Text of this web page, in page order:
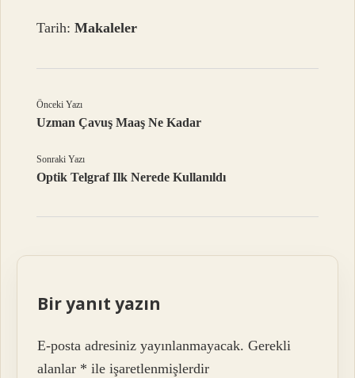
Tarih:Makaleler
Önceki Yazı
Uzman Çavuş Maaş Ne Kadar
Sonraki Yazı
Optik Telgraf Ilk Nerede Kullanıldı
Bir yanıt yazın
E-posta adresiniz yayınlanmayacak. Gerekli
alanlar * ile işaretlenmişlerdir